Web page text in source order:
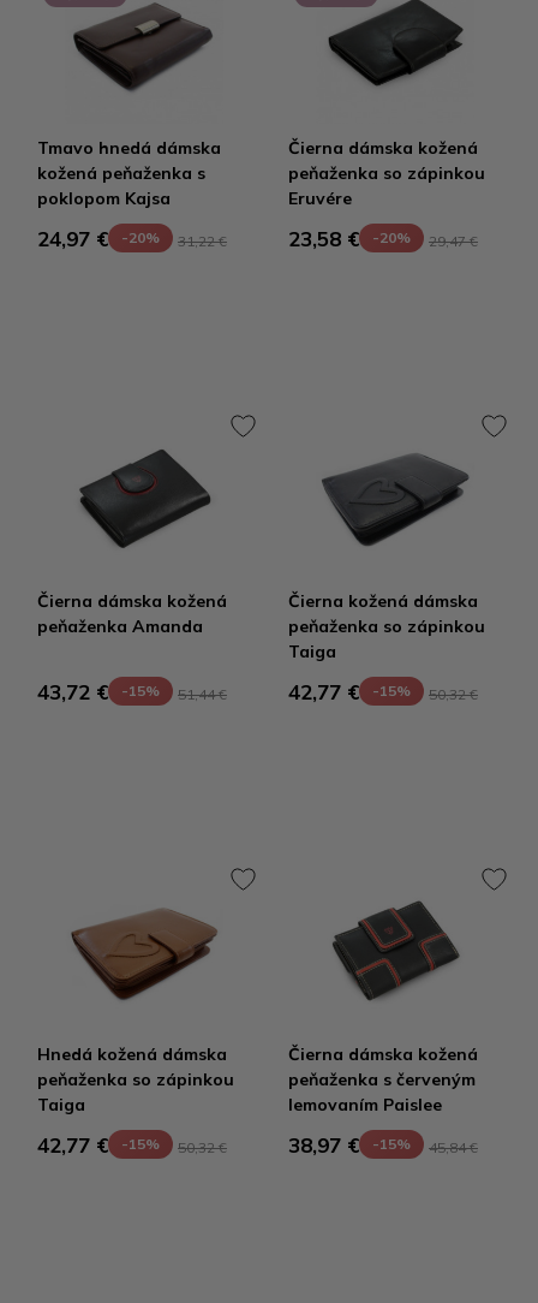
Tmavo hnedá dámska
kožená peňaženka s
poklopom Kajsa
24,97 € -20% 31,22 €
Čierna dámska kožená
peňaženka so zápinkou
Eruvére
23,58 € -20% 29,47 €
Čierna dámska kožená
peňaženka Amanda
43,72 € -15% 51,44 €
Čierna kožená dámska
peňaženka so zápinkou
Taiga
42,77 € -15% 50,32 €
Hnedá kožená dámska
peňaženka so zápinkou
Taiga
42,77 € -15% 50,32 €
Čierna dámska kožená
peňaženka s červeným
lemovaním Paislee
38,97 € -15% 45,84 €